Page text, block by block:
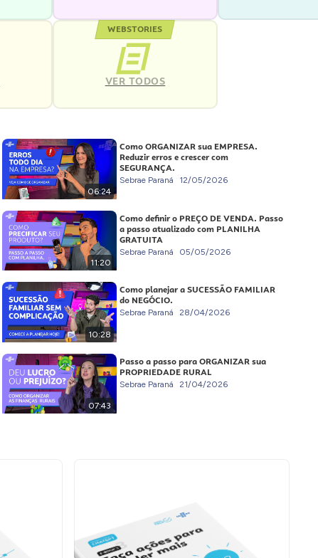
WEBSTORIES
VER TODOS
06:24
Como ORGANIZAR sua EMPRESA.
Reduzir erros e crescer com
SEGURANÇA.
Sebrae Paraná 12/05/2026
11:20
Como definir o PREÇO DE VENDA. Passo
a passo atualizado com PLANILHA
GRATUITA
Sebrae Paraná 05/05/2026
10:28
Como planejar a SUCESSÃO FAMILIAR
do NEGÓCIO.
Sebrae Paraná 28/04/2026
07:43
Passo a passo para ORGANIZAR sua
PROPRIEDADE RURAL
Sebrae Paraná 21/04/2026